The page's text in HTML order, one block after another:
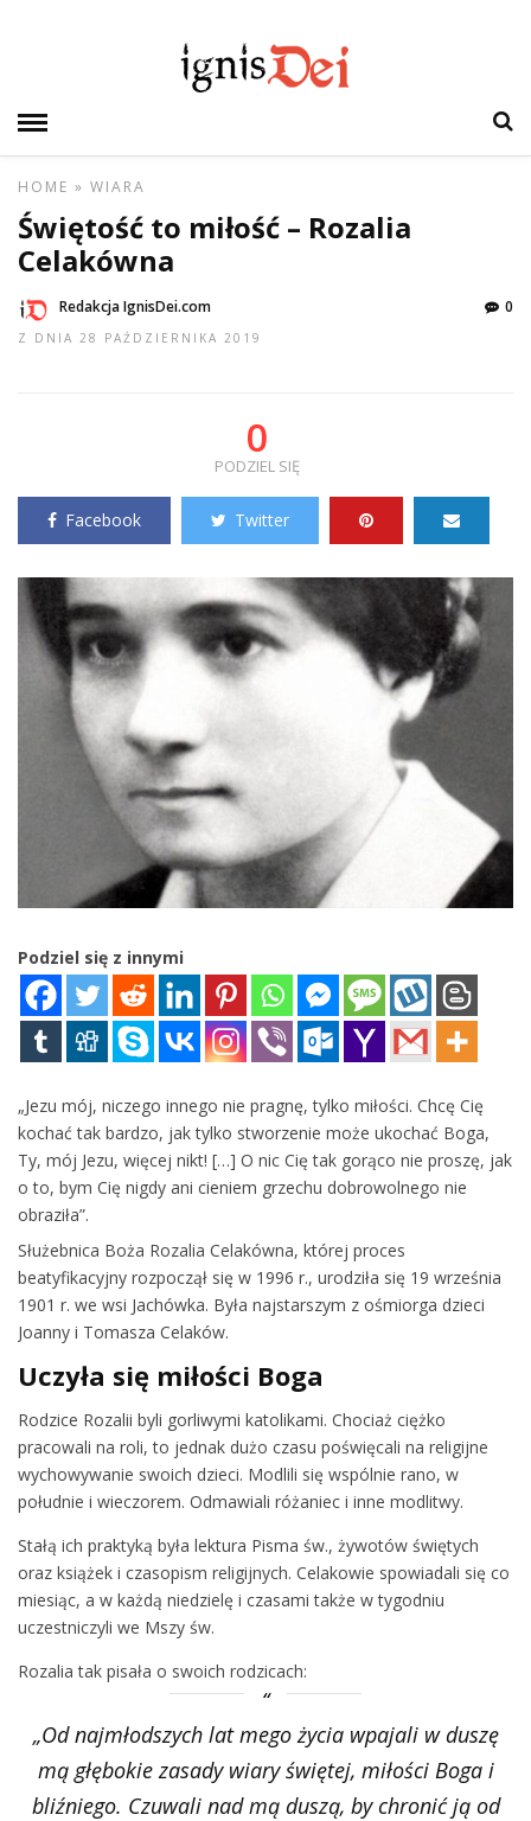
HOME » WIARA
Świętość to miłość – Rozalia
Celakówna
Redakcja IgnisDei.com
Z DNIA 28 PAŹDZIERNIKA 2019
0
0
PODZIEL SIĘ
Facebook Twitter
Podziel się z innymi
„Jezu mój, niczego innego nie pragnę, tylko miłości. Chcę Cię
kochać tak bardzo, jak tylko stworzenie może ukochać Boga,
Ty, mój Jezu, więcej nikt! […] O nic Cię tak gorąco nie proszę, jak
o to, bym Cię nigdy ani cieniem grzechu dobrowolnego nie
obraziła”.
Służebnica Boża Rozalia Celakówna, której proces
beatyfikacyjny rozpoczął się w 1996 r., urodziła się 19 września
1901 r. we wsi Jachówka. Była najstarszym z ośmiorga dzieci
Joanny i Tomasza Celaków.
Uczyła się miłości Boga
Rodzice Rozalii byli gorliwymi katolikami. Chociaż ciężko
pracowali na roli, to jednak dużo czasu poświęcali na religijne
wychowywanie swoich dzieci. Modlili się wspólnie rano, w
południe i wieczorem. Odmawiali różaniec i inne modlitwy.
Stałą ich praktyką była lektura Pisma św., żywotów świętych
oraz książek i czasopism religijnych. Celakowie spowiadali się co
miesiąc, a w każdą niedzielę i czasami także w tygodniu
uczestniczyli we Mszy św.
Rozalia tak pisała o swoich rodzicach:
„Od najmłodszych lat mego życia wpajali w duszę
mą głębokie zasady wiary świętej, miłości Boga i
bliźniego. Czuwali nad mą duszą, by chronić ją od